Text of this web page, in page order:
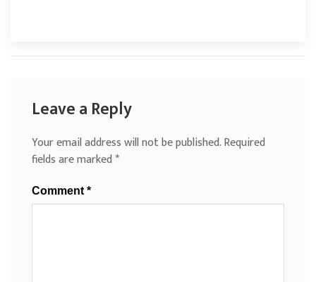
Leave a Reply
Your email address will not be published.Required
fields are marked*
Comment *